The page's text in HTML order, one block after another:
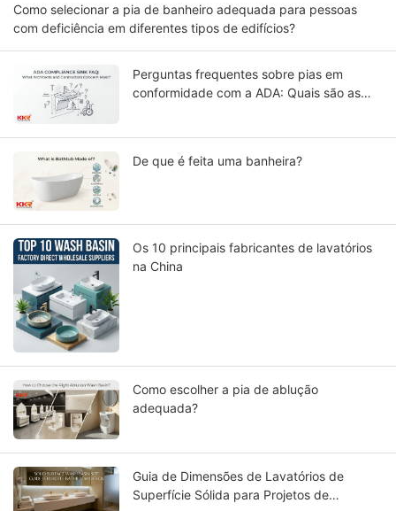
Como selecionar a pia de banheiro adequada para pessoas
com deficiência em diferentes tipos de edifícios?
Perguntas frequentes sobre pias em
conformidade com a ADA: Quais são as
De que é feita uma banheira?
Os 10 principais fabricantes de lavatórios
na China
Como escolher a pia de ablução
adequada?
Guia de Dimensões de Lavatórios de
Superfície Sólida para Projetos de